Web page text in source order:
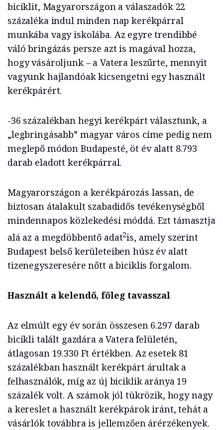
biciklit, Magyarországon a válaszadók 22
százaléka indul minden nap kerékpárral
munkába vagy iskolába. Az egyre trendibbé
váló bringázás persze azt is magával hozza,
hogy vásároljunk – a Vatera leszűrte, mennyit
vagyunk hajlandóak kicsengetni egy használt
kerékpárért.
-36 százalékban hegyi kerékpárt választunk, a
„legbringásabb” magyar város címe pedig nem
meglepő módon Budapesté, öt év alatt 8.793
darab eladott kerékpárral.
Magyarországon a kerékpározás lassan, de
biztosan átalakult szabadidős tevékenységből
mindennapos közlekedési móddá. Ezt támasztja
alá az a megdöbbentő adat2is, amely szerint
Budapest belső kerületeiben húsz év alatt
tizenegyszeresére nőtt a biciklis forgalom.
Használt a kelendő, főleg tavasszal
Az elmúlt egy év során összesen 6.297 darab
bicikli talált gazdára a Vatera felületén,
átlagosan 19.330 Ft értékben. Az esetek 81
százalékban használt kerékpárt árultak a
felhasználók, míg az új biciklik aránya 19
százalék volt. A számok jól tükrözik, hogy nagy
a kereslet a használt kerékpárok iránt, tehát a
vásárlók továbbra is jellemzően árérzékenyek.